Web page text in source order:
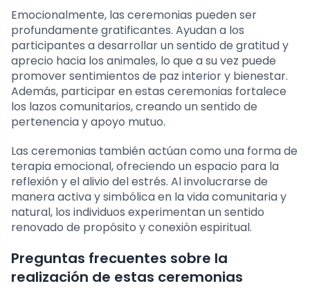
Emocionalmente, las ceremonias pueden ser
profundamente gratificantes. Ayudan a los
participantes a desarrollar un sentido de gratitud y
aprecio hacia los animales, lo que a su vez puede
promover sentimientos de paz interior y bienestar.
Además, participar en estas ceremonias fortalece
los lazos comunitarios, creando un sentido de
pertenencia y apoyo mutuo.
Las ceremonias también actúan como una forma de
terapia emocional, ofreciendo un espacio para la
reflexión y el alivio del estrés. Al involucrarse de
manera activa y simbólica en la vida comunitaria y
natural, los individuos experimentan un sentido
renovado de propósito y conexión espiritual.
Preguntas frecuentes sobre la
realización de estas ceremonias